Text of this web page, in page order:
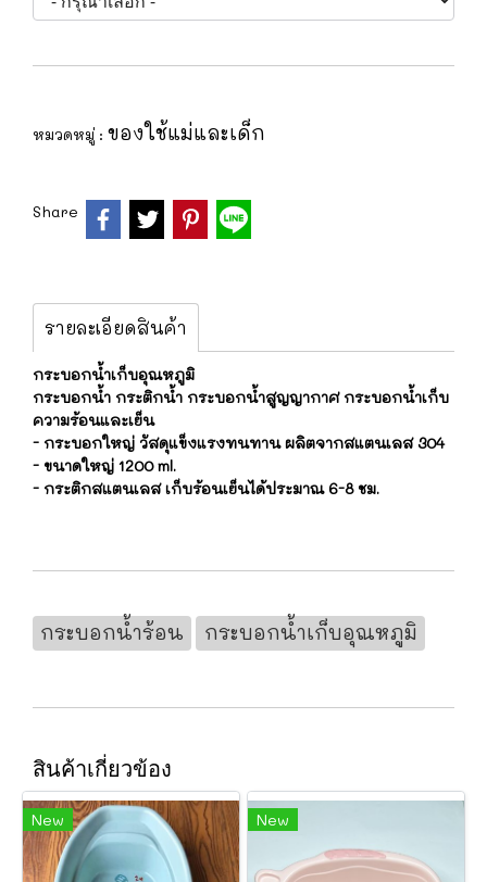
หมวดหมู่ : ของใช้แม่และเด็ก
Share
รายละเอียดสินค้า
กระบอกน้ำเก็บอุณหภูมิ
กระบอกน้ำ กระติกน้ำ กระบอกน้ำสูญญากาศ กระบอกน้ำเก็บ
ความร้อนและเย็น
- กระบอกใหญ่ วัสดุแข็งแรงทนทาน ผลิตจากสแตนเลส 304
- ขนาดใหญ่ 1200 ml.
- กระติกสแตนเลส เก็บร้อนเย็นได้ประมาณ 6-8 ชม.
กระบอกน้ำร้อน กระบอกน้ำเก็บอุณหภูมิ
สินค้าเกี่ยวข้อง
New New